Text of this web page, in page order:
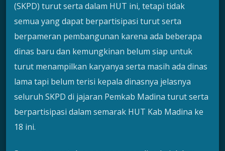
(SKPD) turut serta dalam HUT ini, tetapi tidak
semua yang dapat berpartisipasi turut serta
berpameran pembangunan karena ada beberapa
dinas baru dan kemungkinan belum siap untuk
turut menampilkan karyanya serta masih ada dinas
lama tapi belum terisi kepala dinasnya jelasnya
seluruh SKPD di jajaran Pemkab Madina turut serta
berpartisipasi dalam semarak HUT Kab Madina ke
18 ini.